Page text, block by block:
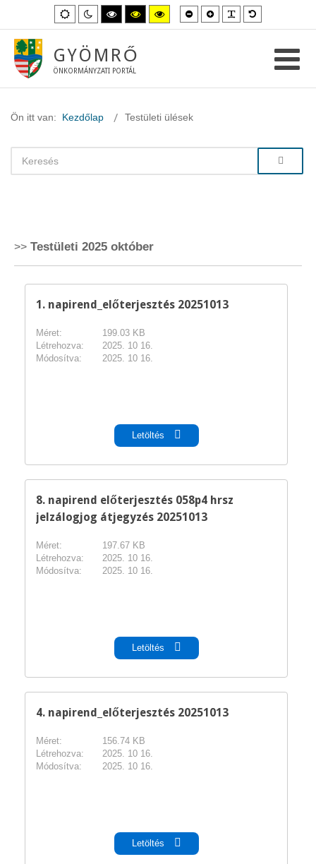
Alapértelmezett
mód
Éjszakai
mód
Magas
kontraszt
fekete-
mód.
Magas
kontraszt
fekete-
Magas
kontraszt
sárga-
Kisebb
betűméret
Nagyobb
betűméret
GYÖMRŐ
ÖNKORMÁNYZATI PORTÁL
Ön itt van: Kezdőlap Testületi ülések
Testületi 2025 október
1. napirend_előterjesztés 20251013
Méret:
199.03 KB
Létrehozva:
2025. 10 16.
Módosítva:
2025. 10 16.
Letöltés
8. napirend előterjesztés 058p4 hrsz
jelzálogjog átjegyzés 20251013
Méret:
197.67 KB
Létrehozva:
2025. 10 16.
Módosítva:
2025. 10 16.
Letöltés
4. napirend_előterjesztés 20251013
Méret:
156.74 KB
Létrehozva:
2025. 10 16.
Módosítva:
2025. 10 16.
Letöltés